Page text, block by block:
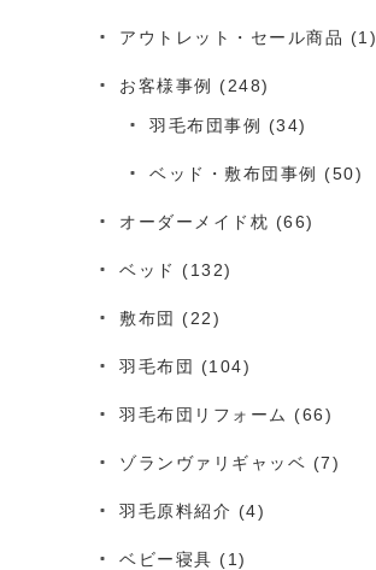
アウトレット・セール商品 (1)
お客様事例 (248)
羽毛布団事例 (34)
ベッド・敷布団事例 (50)
オーダーメイド枕 (66)
ベッド (132)
敷布団 (22)
羽毛布団 (104)
羽毛布団リフォーム (66)
ゾランヴァリギャッベ (7)
羽毛原料紹介 (4)
ベビー寝具 (1)